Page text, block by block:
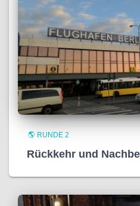
🌎 RUNDE 2
Rückkehr und